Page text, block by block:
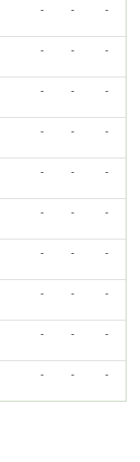
- - -
- - -
- - -
- - -
- - -
- - -
- - -
- - -
- - -
- - -